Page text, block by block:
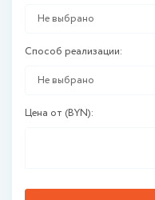
Не выбрано
Способ реализации:
Не выбрано
Цена от (BYN):